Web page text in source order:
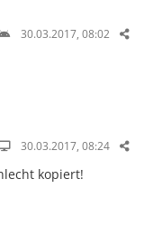
30.03.2017, 08:02
30.03.2017, 08:24
kopiert!